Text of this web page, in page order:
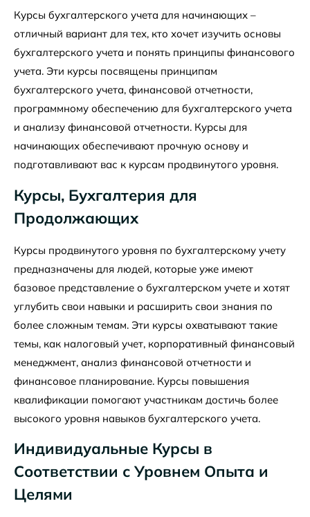
Курсы бухгалтерского учета для начинающих –
отличный вариант для тех, кто хочет изучить основы
бухгалтерского учета и понять принципы финансового
учета. Эти курсы посвящены принципам
бухгалтерского учета, финансовой отчетности,
программному обеспечению для бухгалтерского учета
и анализу финансовой отчетности. Курсы для
начинающих обеспечивают прочную основу и
подготавливают вас к курсам продвинутого уровня.
Курсы, Бухгалтерия для
Продолжающих
Курсы продвинутого уровня по бухгалтерскому учету
предназначены для людей, которые уже имеют
базовое представление о бухгалтерском учете и хотят
углубить свои навыки и расширить свои знания по
более сложным темам. Эти курсы охватывают такие
темы, как налоговый учет, корпоративный финансовый
менеджмент, анализ финансовой отчетности и
финансовое планирование. Курсы повышения
квалификации помогают участникам достичь более
высокого уровня навыков бухгалтерского учета.
Индивидуальные Курсы в
Соответствии с Уровнем Опыта и
Целями